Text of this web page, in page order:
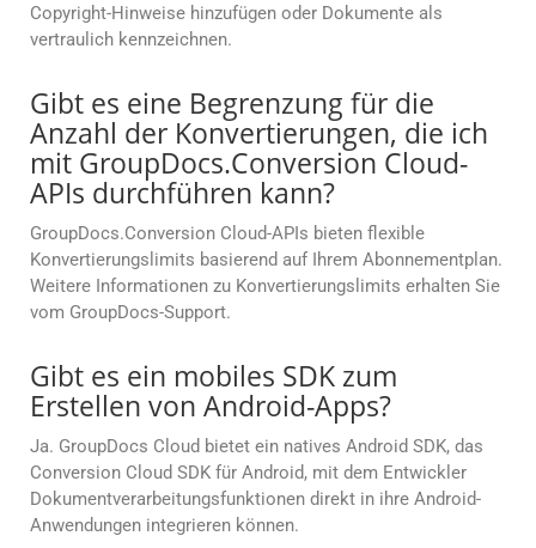
Copyright-Hinweise hinzufügen oder Dokumente als
vertraulich kennzeichnen.
Gibt es eine Begrenzung für die
Anzahl der Konvertierungen, die ich
mit GroupDocs.Conversion Cloud-
APIs durchführen kann?
GroupDocs.Conversion Cloud-APIs bieten flexible
Konvertierungslimits basierend auf Ihrem Abonnementplan.
Weitere Informationen zu Konvertierungslimits erhalten Sie
vom GroupDocs-Support.
Gibt es ein mobiles SDK zum
Erstellen von Android-Apps?
Ja. GroupDocs Cloud bietet ein natives Android SDK, das
Conversion Cloud SDK für Android, mit dem Entwickler
Dokumentverarbeitungsfunktionen direkt in ihre Android-
Anwendungen integrieren können.